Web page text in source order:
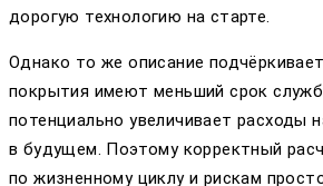
дорогую технологию на старте.
Однако то же описание
покрытия имеют меньший срок
потенциально увеличивает расходы
в будущем. Поэтому корректный
по жизненному циклу и рискам